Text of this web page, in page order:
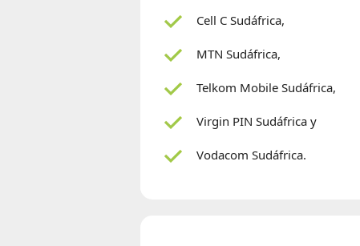
Cell C Sudáfrica,
MTN Sudáfrica,
Telkom Mobile Sudáfrica,
Virgin PIN Sudáfrica y
Vodacom Sudáfrica.